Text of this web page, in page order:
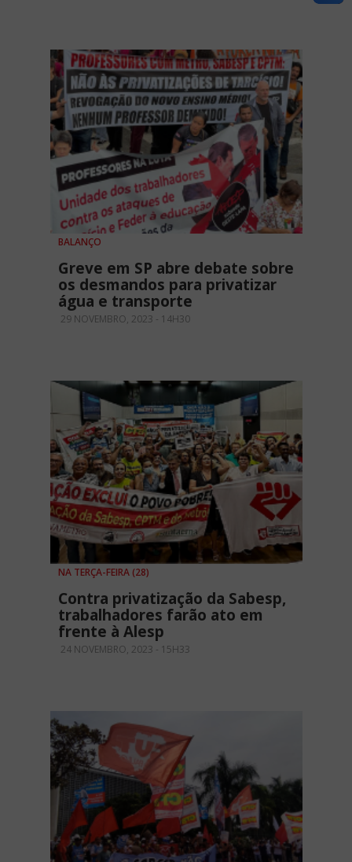
BALANÇO
Greve em SP abre debate sobre
os desmandos para privatizar
água e transporte
29 NOVEMBRO, 2023 - 14H30
NA TERÇA-FEIRA (28)
Contra privatização da Sabesp,
trabalhadores farão ato em
frente à Alesp
24 NOVEMBRO, 2023 - 15H33